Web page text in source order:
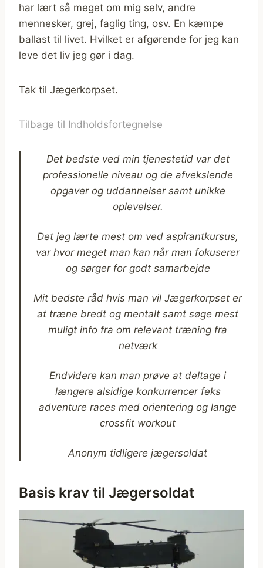
har lært så meget om mig selv, andre
mennesker, grej, faglig ting, osv. En kæmpe
ballast til livet. Hvilket er afgørende for jeg kan
leve det liv jeg gør i dag.
Tak til Jægerkorpset.
Tilbage til Indholdsfortegnelse
Det bedste ved min tjenestetid var det
professionelle niveau og de afvekslende
opgaver og uddannelser samt unikke
oplevelser.
Det jeg lærte mest om ved aspirantkursus,
var hvor meget man kan når man fokuserer
og sørger for godt samarbejde
Mit bedste råd hvis man vil Jægerkorpset er
at træne bredt og mentalt samt søge mest
muligt info fra om relevant træning fra
netværk
Endvidere kan man prøve at deltage i
længere alsidige konkurrencer feks
adventure races med orientering og lange
crossfit workout
Anonym tidligere jægersoldat
Basis krav til Jægersoldat